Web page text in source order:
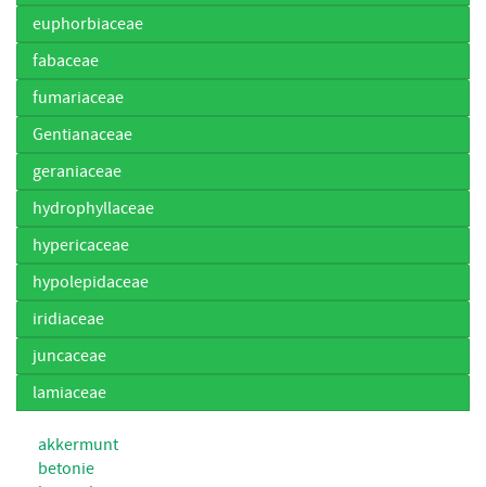
euphorbiaceae
fabaceae
fumariaceae
Gentianaceae
geraniaceae
hydrophyllaceae
hypericaceae
hypolepidaceae
iridiaceae
juncaceae
lamiaceae
akkermunt
betonie